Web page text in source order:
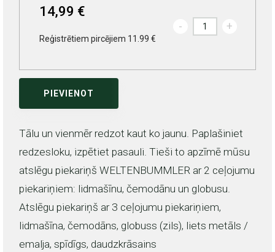
14,99 €
Reģistrētiem pircējiem 11.99 €
- +
PIEVIENOT
Tālu un vienmēr redzot kaut ko jaunu. Paplašiniet
redzesloku, izpētiet pasauli. Tieši to apzīmē mūsu
atslēgu piekariņš WELTENBUMMLER ar 2 ceļojumu
piekariņiem: lidmašīnu, čemodānu un globusu.
Atslēgu piekariņš ar 3 ceļojumu piekariņiem,
lidmašīna, čemodāns, globuss (zils), liets metāls /
emalja, spīdīgs, daudzkrāsains